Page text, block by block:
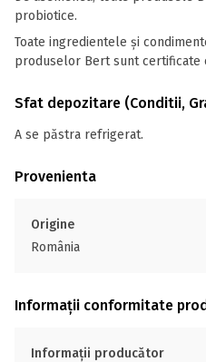
probiotice.
Toate ingredientele și
produselor Bert sunt certificate
Sfat depozitare (Conditii,
A se păstra refrigerat.
Provenienta
Origine
România
Informații conformitate
Informații producător